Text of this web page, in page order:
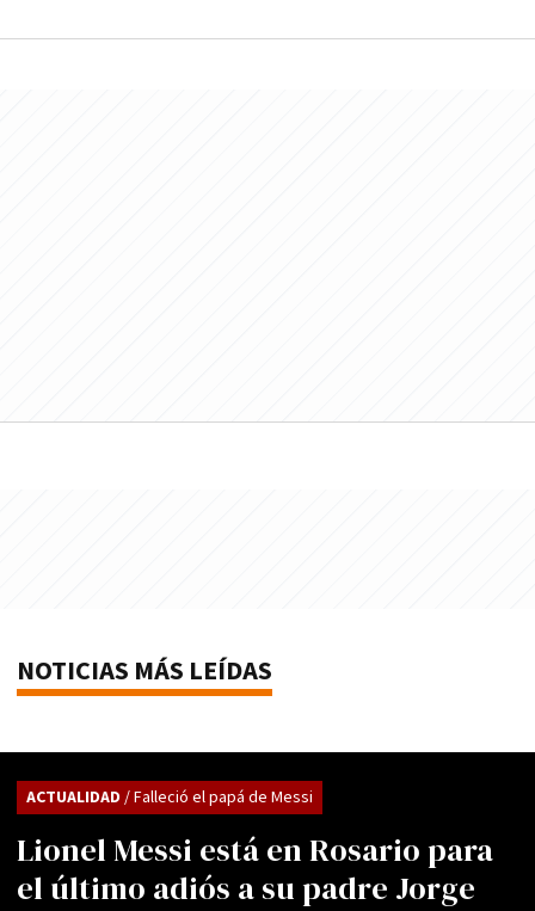
NOTICIAS MÁS LEÍDAS
Lionel Messi está en Rosario para
el último adiós a su padre Jorge
ACTUALIDAD / Falleció el papá de Messi